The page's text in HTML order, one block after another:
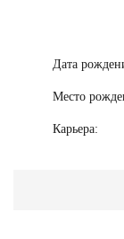
Дата
Место
Карьера: